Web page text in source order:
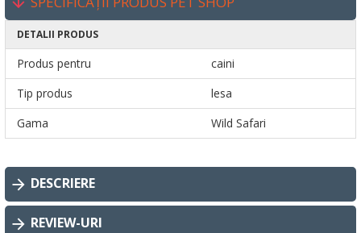
DETALII PRODUS
Produs pentru
caini
Tip produs
lesa
Gama
Wild Safari
DESCRIERE
REVIEW-URI